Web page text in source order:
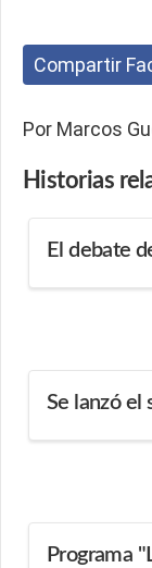
Compartir
Por Marcos
Historias
El debate
Se lanzó el
Programa